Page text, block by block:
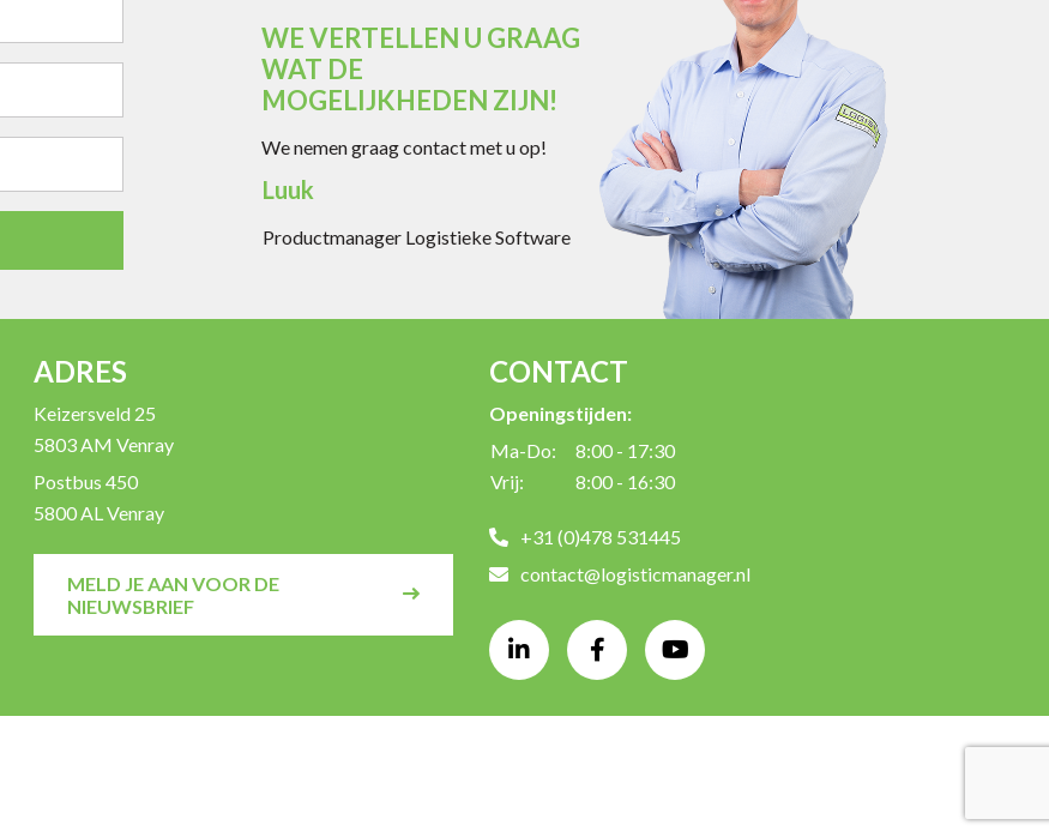
WE VERTELLEN U GRAAG
WAT DE
MOGELIJKHEDEN ZIJN!
We nemen graag contact met u op!
Luuk
Productmanager Logistieke Software
ADRES
Keizersveld 25
5803 AM Venray
Postbus 450
5800 AL Venray
MELD JE AAN VOOR DE
NIEUWSBRIEF
CONTACT
Openingstijden:
Ma-Do:
8:00 - 17:30
Vrij:
8:00 - 16:30
+31 (0)478 531445
contact@logisticmanager.nl